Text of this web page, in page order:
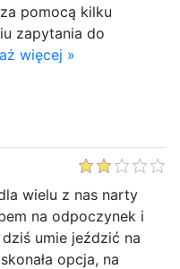
pomocą kilku
zapytania do
więcej »
wielu z nas narty
na odpoczynek i
umie jeździć na
opcja, na